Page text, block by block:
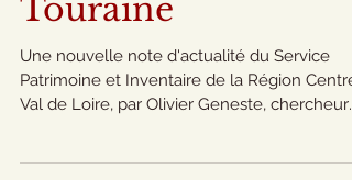
d’Eugène Oudinot et
Félix Gaudin en
Touraine
Une nouvelle note d'actualité du Service